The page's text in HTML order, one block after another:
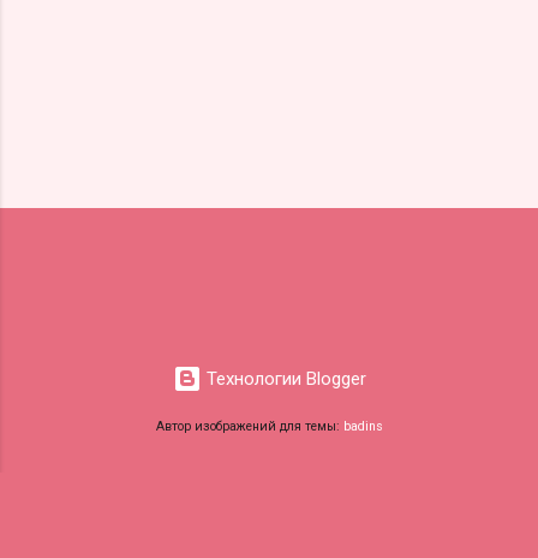
Технологии Blogger
Автор изображений для темы: badins